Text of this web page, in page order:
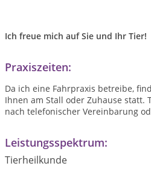
Ich freue mich auf Sie und Ihr Tier!
Praxiszeiten:
Da ich eine Fahrpraxis betreibe,
Ihnen am Stall oder Zuhause
nach telefonischer Vereinbarung
Leistungsspektrum:
Tierheilkunde